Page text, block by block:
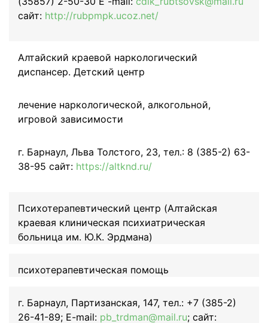
сайт: http://rubpmpk.ucoz.net/
Алтайский краевой наркологический
диспансер. Детский центр
лечение наркологической, алкогольной,
игровой зависимости
г. Барнаул, Льва Толстого, 23, тел.: 8 (385-2) 63-
38-95 сайт: https://altknd.ru/
Психотерапевтический центр (Алтайская
краевая клиническая психиатрическая
больница им. Ю.К. Эрдмана)
психотерапевтическая помощь
г. Барнаул, Партизанская, 147, тел.: +7 (385-2)
26-41-89; E-mail: pb_trdman@mail.ru; сайт: